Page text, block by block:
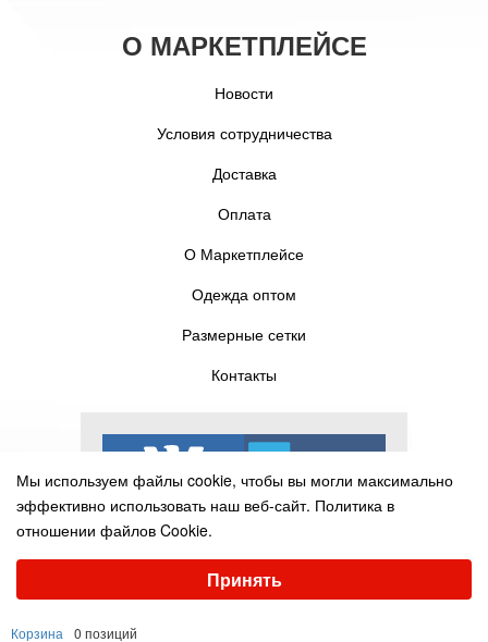
Корзина 0 позиций
О МАРКЕТПЛЕЙСЕ
Новости
Условия сотрудничества
Доставка
Оплата
О Маркетплейсе
Одежда оптом
Размерные сетки
Контакты
Мы используем файлы cookie, чтобы вы могли максимально
эффективно использовать наш веб-сайт. Политика в
отношении файлов Cookie.
Принять